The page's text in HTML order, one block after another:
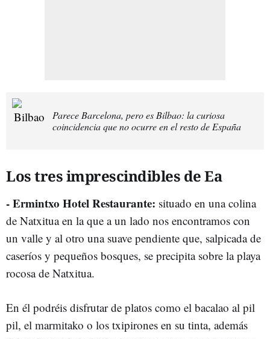
Parece Barcelona, pero es Bilbao: la curiosa
coincidencia que no ocurre en el resto de España
Los tres imprescindibles de Ea
- Ermintxo Hotel Restaurante: situado en una colina
de Natxitua en la que a un lado nos encontramos con
un valle y al otro una suave pendiente que, salpicada de
caseríos y pequeños bosques, se precipita sobre la playa
rocosa de Natxitua.
En él podréis disfrutar de platos como el bacalao al pil
pil, el marmitako o los txipirones en su tinta, además